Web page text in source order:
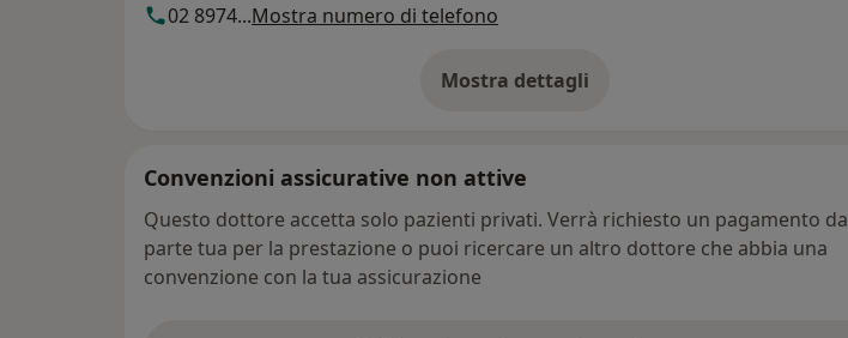
02 8974...Mostra numero di telefono
Mostra dettagli
sull'indirizzo
Convenzioni assicurative non attive
Questo dottore accetta solo pazienti privati. Verrà richiesto un pagamento da
parte tua per la prestazione o puoi ricercare un altro dottore che abbia una
convenzione con la tua assicurazione